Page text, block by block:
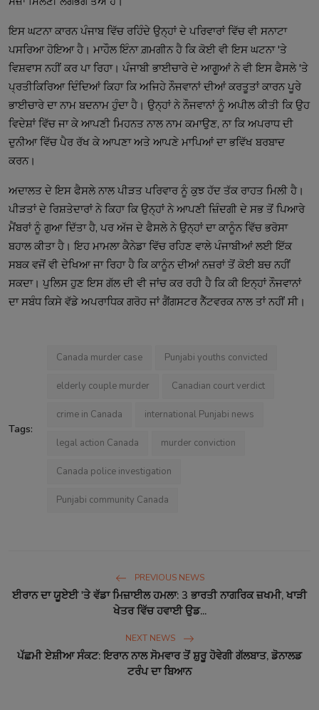
ਇਸ ਘਟਨਾ ਕਾਰਨ ਪੰਜਾਬ ਵਿੱਚ ਰਹਿੰਦੇ ਉਨ੍ਹਾਂ ਦੇ ਪਰਿਵਾਰਾਂ ਵਿੱਚ ਵੀ ਸਨਾਟਾ
ਪਸਰਿਆ ਹੋਇਆ ਹੈ। ਮਾਹੌਲ ਇੰਨਾ ਗ਼ਮਗੀਨ ਹੈ ਕਿ ਕੋਈ ਵੀ ਇਸ ਘਟਨਾ 'ਤੇ
ਵਿਸ਼ਵਾਸ ਨਹੀਂ ਕਰ ਪਾ ਰਿਹਾ। ਪੰਜਾਬੀ ਭਾਈਚਾਰੇ ਦੇ ਆਗੂਆਂ ਨੇ ਵੀ ਇਸ ਫੈਸਲੇ 'ਤੇ
ਪ੍ਰਤੀਕਿਰਿਆ ਦਿੰਦਿਆਂ ਕਿਹਾ ਕਿ ਅਜਿਹੇ ਨੌਜਵਾਨਾਂ ਦੀਆਂ ਕਰਤੂਤਾਂ ਕਾਰਨ ਪੂਰੇ
ਭਾਈਚਾਰੇ ਦਾ ਨਾਮ ਬਦਨਾਮ ਹੁੰਦਾ ਹੈ। ਉਨ੍ਹਾਂ ਨੇ ਨੌਜਵਾਨਾਂ ਨੂੰ ਅਪੀਲ ਕੀਤੀ ਕਿ ਉਹ
ਵਿਦੇਸ਼ਾਂ ਵਿੱਚ ਜਾ ਕੇ ਆਪਣੀ ਮਿਹਨਤ ਨਾਲ ਨਾਮ ਕਮਾਉਣ, ਨਾ ਕਿ ਅਪਰਾਧ ਦੀ
ਦੁਨੀਆ ਵਿੱਚ ਪੈਰ ਰੱਖ ਕੇ ਆਪਣਾ ਅਤੇ ਆਪਣੇ ਮਾਪਿਆਂ ਦਾ ਭਵਿੱਖ ਬਰਬਾਦ
ਕਰਨ।
ਅਦਾਲਤ ਦੇ ਇਸ ਫੈਸਲੇ ਨਾਲ ਪੀੜਤ ਪਰਿਵਾਰ ਨੂੰ ਕੁਝ ਹੱਦ ਤੱਕ ਰਾਹਤ ਮਿਲੀ ਹੈ।
ਪੀੜਤਾਂ ਦੇ ਰਿਸ਼ਤੇਦਾਰਾਂ ਨੇ ਕਿਹਾ ਕਿ ਉਨ੍ਹਾਂ ਨੇ ਆਪਣੀ ਜ਼ਿੰਦਗੀ ਦੇ ਸਭ ਤੋਂ ਪਿਆਰੇ
ਮੈਂਬਰਾਂ ਨੂੰ ਗੁਆ ਦਿੱਤਾ ਹੈ, ਪਰ ਅੱਜ ਦੇ ਫੈਸਲੇ ਨੇ ਉਨ੍ਹਾਂ ਦਾ ਕਾਨੂੰਨ ਵਿੱਚ ਭਰੋਸਾ
ਬਹਾਲ ਕੀਤਾ ਹੈ। ਇਹ ਮਾਮਲਾ ਕੈਨੇਡਾ ਵਿੱਚ ਰਹਿਣ ਵਾਲੇ ਪੰਜਾਬੀਆਂ ਲਈ ਇੱਕ
ਸਬਕ ਵਜੋਂ ਵੀ ਦੇਖਿਆ ਜਾ ਰਿਹਾ ਹੈ ਕਿ ਕਾਨੂੰਨ ਦੀਆਂ ਨਜ਼ਰਾਂ ਤੋਂ ਕੋਈ ਬਚ ਨਹੀਂ
ਸਕਦਾ। ਪੁਲਿਸ ਹੁਣ ਇਸ ਗੱਲ ਦੀ ਵੀ ਜਾਂਚ ਕਰ ਰਹੀ ਹੈ ਕਿ ਕੀ ਇਨ੍ਹਾਂ ਨੌਜਵਾਨਾਂ
ਦਾ ਸਬੰਧ ਕਿਸੇ ਵੱਡੇ ਅਪਰਾਧਿਕ ਗਰੋਹ ਜਾਂ ਗੈਂਗਸਟਰ ਨੈੱਟਵਰਕ ਨਾਲ ਤਾਂ ਨਹੀਂ ਸੀ।
Tags:
Canada murder case Punjabi youths convicted
elderly couple murder Canadian court verdict
crime in Canada international Punjabi news
legal action Canada murder conviction
Canada police investigation
Punjabi community Canada
PREVIOUS NEWS
ਈਰਾਨ ਦਾ ਯੂਏਈ 'ਤੇ ਵੱਡਾ ਮਿਜ਼ਾਈਲ ਹਮਲਾ: 3 ਭਾਰਤੀ ਨਾਗਰਿਕ ਜ਼ਖਮੀ, ਖਾੜੀ
ਖੇਤਰ ਵਿੱਚ ਹਵਾਈ ਉਡ...
NEXT NEWS
ਪੱਛਮੀ ਏਸ਼ੀਆ ਸੰਕਟ: ਇਰਾਨ ਨਾਲ ਸੋਮਵਾਰ ਤੋਂ ਸ਼ੁਰੂ ਹੋਵੇਗੀ ਗੱਲਬਾਤ, ਡੋਨਾਲਡ
ਟਰੰਪ ਦਾ ਬਿਆਨ